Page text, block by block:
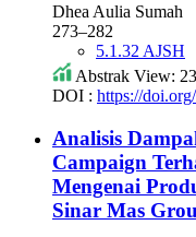
Dhea Aulia Sumah
273–282
5.1.32 AJSH
Abstrak View:
DOI : https://
Analisis
Campaign
Mengenai
Sinar Mas